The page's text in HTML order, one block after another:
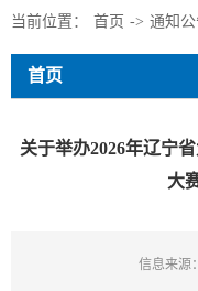
当前位置： 首页 -> 通知
首页
关于举办2026年辽宁
大
信息来源：